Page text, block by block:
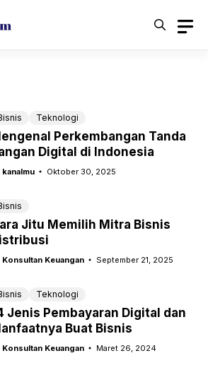
Teknologi
Perkembangan Tanda
Digital di Indonesia
kanalmu Oktober 30, 2025
Jitu Memilih Mitra Bisnis
Konsultan Keuangan September 21, 2025
Teknologi
Jenis Pembayaran Digital dan
Buat Bisnis
Konsultan Keuangan Maret 26, 2024